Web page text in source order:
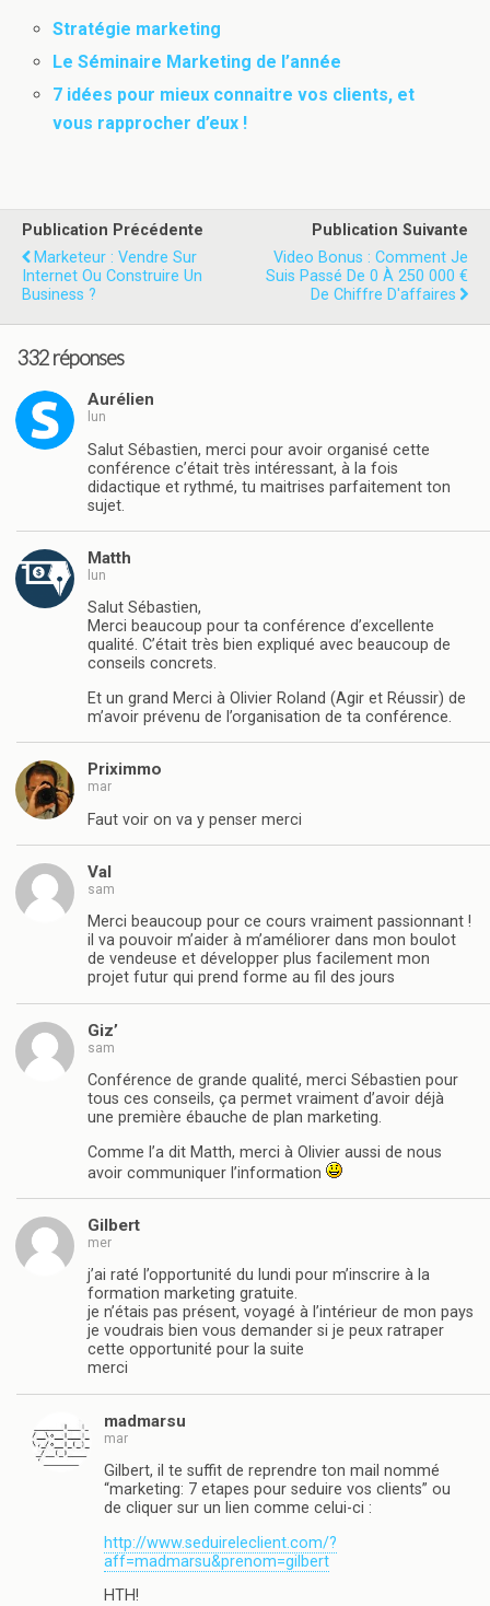
Stratégie marketing
Le Séminaire Marketing de l’année
7 idées pour mieux connaitre vos clients, et
vous rapprocher d’eux !
Publication Précédente
Marketeur : Vendre Sur
Internet Ou Construire Un
Business ?
Publication Suivante
Video Bonus : Comment Je
Suis Passé De 0 À 250 000 €
De Chiffre D'affaires
332 réponses
Aurélien
lun
Salut Sébastien, merci pour avoir organisé cette
conférence c’était très intéressant, à la fois
didactique et rythmé, tu maitrises parfaitement ton
sujet.
Matth
lun
Salut Sébastien,
Merci beaucoup pour ta conférence d’excellente
qualité. C’était très bien expliqué avec beaucoup de
conseils concrets.
Et un grand Merci à Olivier Roland (Agir et Réussir) de
m’avoir prévenu de l’organisation de ta conférence.
Priximmo
mar
Faut voir on va y penser merci
Val
sam
Merci beaucoup pour ce cours vraiment passionnant !
il va pouvoir m’aider à m’améliorer dans mon boulot
de vendeuse et développer plus facilement mon
projet futur qui prend forme au fil des jours
Giz’
sam
Conférence de grande qualité, merci Sébastien pour
tous ces conseils, ça permet vraiment d’avoir déjà
une première ébauche de plan marketing.
Comme l’a dit Matth, merci à Olivier aussi de nous
avoir communiquer l’information
Gilbert
mer
j’ai raté l’opportunité du lundi pour m’inscrire à la
formation marketing gratuite.
je n’étais pas présent, voyagé à l’intérieur de mon pays
je voudrais bien vous demander si je peux ratraper
cette opportunité pour la suite
merci
madmarsu
mar
Gilbert, il te suffit de reprendre ton mail nommé
“marketing: 7 etapes pour seduire vos clients” ou
de cliquer sur un lien comme celui-ci :
http://www.seduireleclient.com/?
aff=madmarsu&prenom=gilbert
HTH!